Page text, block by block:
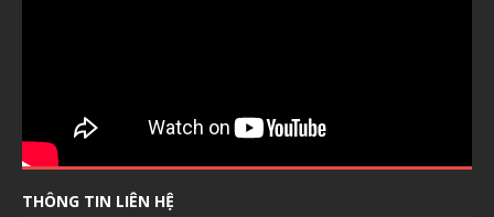
THÔNG TIN LIÊN HỆ